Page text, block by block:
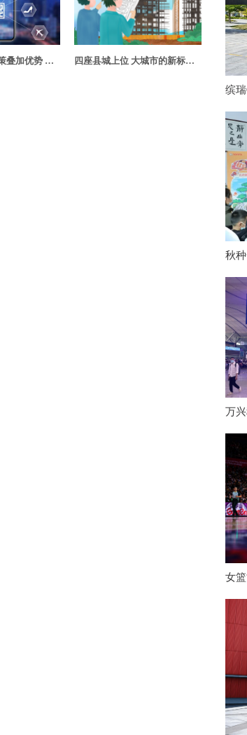
将形成“四区”政策叠加优势 北京海淀“两区”建设推介会走进上海进博会 四座县城上位 大城市的新标签带来哪些新考题?